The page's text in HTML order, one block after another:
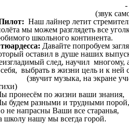
- 4
Наш лайнер летит
мы можем разглядеть все
школьного континента.
Давайте попробуем
оставил в душе наших
след, научил многому,
выбрать в жизни цель и к ней
музыка, на экране
пронесём по жизни ваши знания,
будем разными и трудными порой,
не напрасны Ваши все старанья,
школу нашу мы всегда горой.